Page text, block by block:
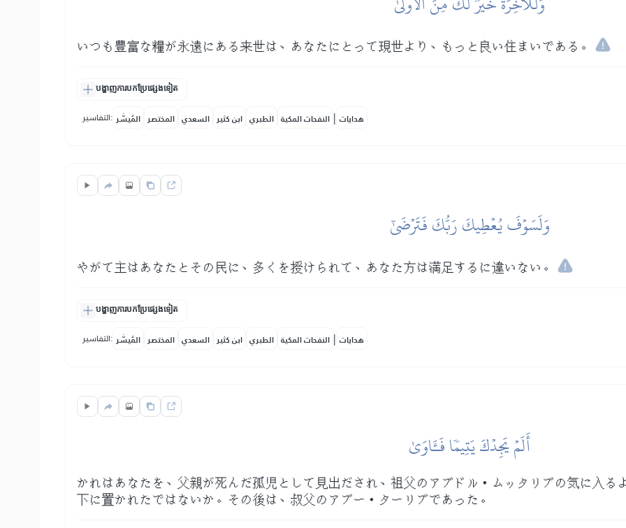
いつも豊富な糧が永遠にある来世は、あなたにとって現世より、もっと良い住まいである。
បង្ហាញការបកប្រែផ្សេងទៀត
التفاسير: المُيسَّر المختصر السعدي ابن كثير الطبري النفحات المكية | هدايات
وَلَسَوۡفَ يُعۡطِيكَ رَبُّكَ فَتَرۡضَىٰٓ
やがて主はあなたとその民に、多くを授けられて、あなた方は満足するに違いない。
បង្ហាញការបកប្រែផ្សេងទៀត
التفاسير: المُيسَّر المختصر السعدي ابن كثير الطبري النفحات المكية | هدايات
أَلَمۡ يَجِدۡكَ يَتِيمٗا فَـَٔاوَىٰ
かれはあなたを、父親が死んだ孤児として見出だされ、祖父のアブドル・ムッタリブの気に入る
下に置かれたではないか。その後は、叔父のアブー・ターリブであった。